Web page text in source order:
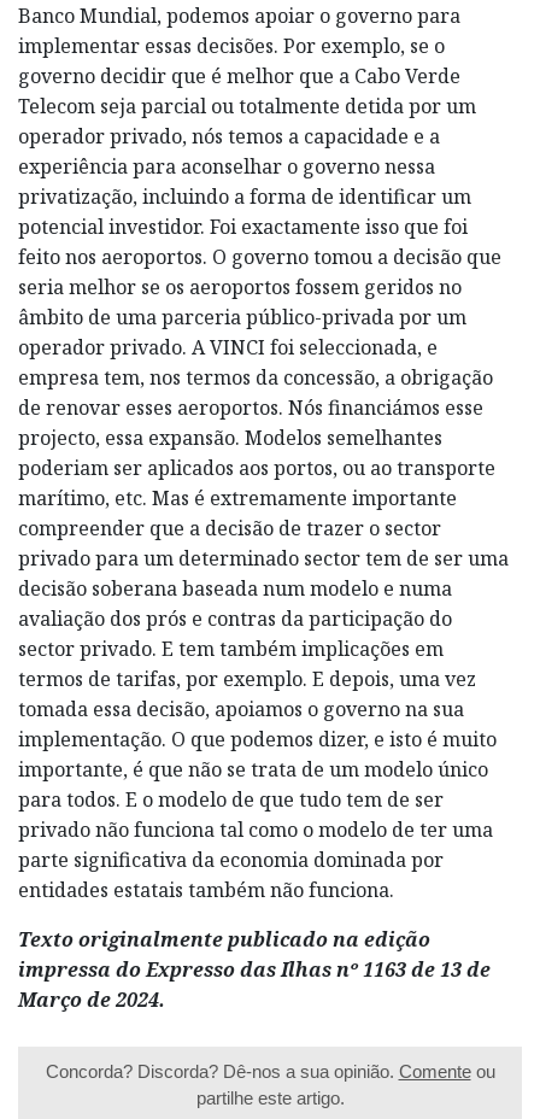
Banco Mundial, podemos apoiar o governo para
implementar essas decisões. Por exemplo, se o
governo decidir que é melhor que a Cabo Verde
Telecom seja parcial ou totalmente detida por um
operador privado, nós temos a capacidade e a
experiência para aconselhar o governo nessa
privatização, incluindo a forma de identificar um
potencial investidor. Foi exactamente isso que foi
feito nos aeroportos. O governo tomou a decisão que
seria melhor se os aeroportos fossem geridos no
âmbito de uma parceria público-privada por um
operador privado. A VINCI foi seleccionada, e
empresa tem, nos termos da concessão, a obrigação
de renovar esses aeroportos. Nós financiámos esse
projecto, essa expansão. Modelos semelhantes
poderiam ser aplicados aos portos, ou ao transporte
marítimo, etc. Mas é extremamente importante
compreender que a decisão de trazer o sector
privado para um determinado sector tem de ser uma
decisão soberana baseada num modelo e numa
avaliação dos prós e contras da participação do
sector privado. E tem também implicações em
termos de tarifas, por exemplo. E depois, uma vez
tomada essa decisão, apoiamos o governo na sua
implementação. O que podemos dizer, e isto é muito
importante, é que não se trata de um modelo único
para todos. E o modelo de que tudo tem de ser
privado não funciona tal como o modelo de ter uma
parte significativa da economia dominada por
entidades estatais também não funciona.
Texto originalmente publicado na edição
impressa do Expresso das Ilhas nº 1163 de 13 de
Março de 2024.
Concorda? Discorda? Dê-nos a sua opinião. Comenteou
partilhe este artigo.